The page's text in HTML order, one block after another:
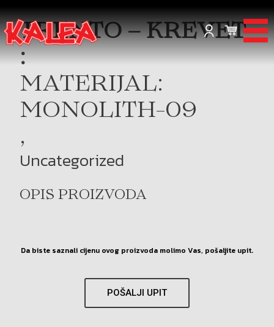
TRENTO – KREVET
:
MATERIJAL:
MONOLITH-09
,
Uncategorized
OPIS PROIZVODA
Da biste saznali cijenu ovog proizvoda molimo Vas, pošaljite upit.
POŠALJI UPIT